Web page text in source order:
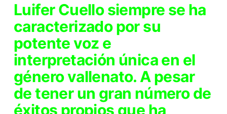
Luifer Cuello siempre se ha
caracterizado por su
potente voz e
interpretación única en el
género vallenato. A pesar
de tener un gran número de
éxitos propios que ha